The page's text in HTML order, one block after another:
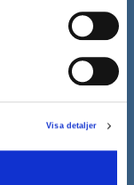
Visa detaljer